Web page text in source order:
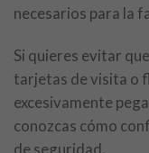
necesarios para la
Si quieres evitar
tarjetas de visita o
excesivamente
conozcas cómo